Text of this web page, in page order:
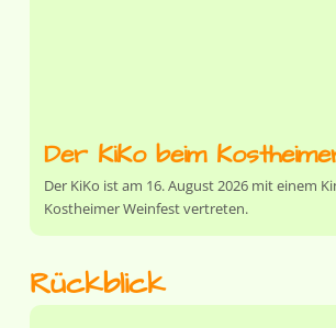
Der KiKo beim
Der KiKo ist am 16. August 2026 mit einem
Kostheimer Weinfest vertreten.
Rückblick